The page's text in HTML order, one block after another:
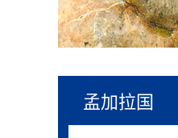
孟加拉国